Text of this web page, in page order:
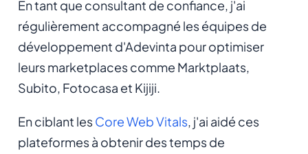
En tant que consultant de confiance, j'ai
régulièrement accompagné les équipes de
développement d'Adevinta pour optimiser
leurs marketplaces comme Marktplaats,
Subito, Fotocasa et Kijiji.
En ciblant lesCore Web Vitals, j'ai aidé ces
plateformes à obtenir des temps de